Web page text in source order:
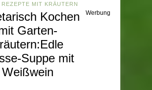
REZEPTE MIT KRÄUTERN
Kochen
Garten-
Suppe mit
Weißwein
Werbung